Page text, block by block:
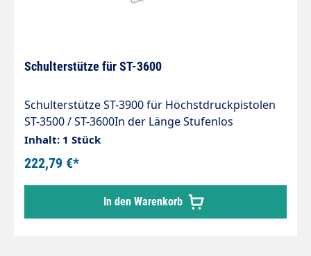
Schulterstütze für ST-3600
Schulterstütze ST-3900 für Höchstdruckpistolen
ST-3500 / ST-3600In der Länge Stufenlos
verstellbare Schulterstütze von 340-500
mm.Drehbare Kupplung.Neue EU-Richtlinien
schreiben den Gebrauch von Schulterstützen bei
Arbeiten mit einer Rückstoßkraft von mehr als
150 N zwingend vor.
Inhalt: 1 Stück
222,79 €*
In den Warenkorb